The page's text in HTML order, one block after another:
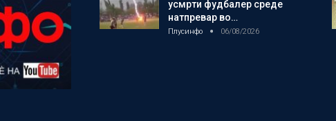
усмрти фудбалер среде
натпревар во…
Плусинфо 06/08/2026